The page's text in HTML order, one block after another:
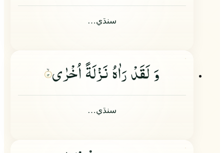
سنڌي…
وَ لَقَدْ رَاٰهُ نَزْلَةً اُخْرٰى ۱۳
سنڌي…